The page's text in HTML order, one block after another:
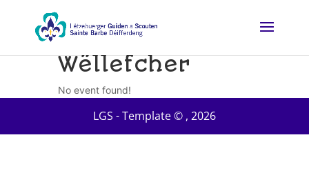
Wëllefcher
No event found!
LGS - Template © , 2026